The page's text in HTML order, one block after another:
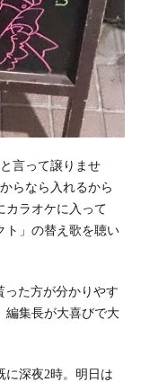
言って譲りませ
らなら入れるから
カラオケに入って
ト」の替え歌を聴い
った方が分かりやす
編集長が大喜びで大
に深夜2時。明日は